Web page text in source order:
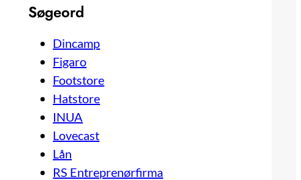
Søgeord
Dincamp
Figaro
Footstore
Hatstore
INUA
Lovecast
Lån
RS Entreprenørfirma